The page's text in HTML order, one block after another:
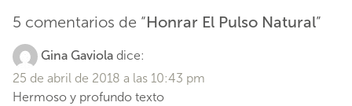
5 comentarios de “Honrar El Pulso Natural”
Gina Gaviola dice:
25 de abril de 2018 a las 10:43 pm
Hermoso y profundo texto